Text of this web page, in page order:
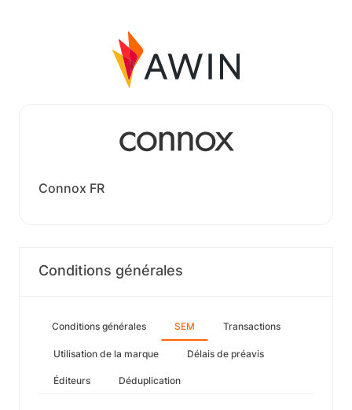
Connox FR
Conditions générales
Conditions générales SEM Transactions
Utilisation de la marque Délais de préavis
Éditeurs Déduplication